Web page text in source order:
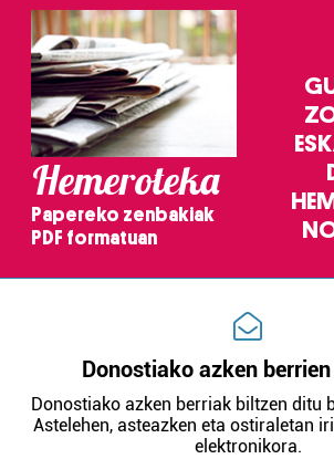
Hemeroteka
Papereko zenbakiak
PDF formatuan
Donostiako azken
Donostiako azken berriak biltzen ditu
Astelehen, asteazken eta ostiraletan
elektronikora.